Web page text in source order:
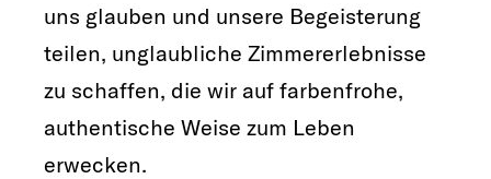
uns glauben und unsere Begeisterung
teilen, unglaubliche Zimmererlebnisse
zu schaffen, die wir auf farbenfrohe,
authentische Weise zum Leben
erwecken.